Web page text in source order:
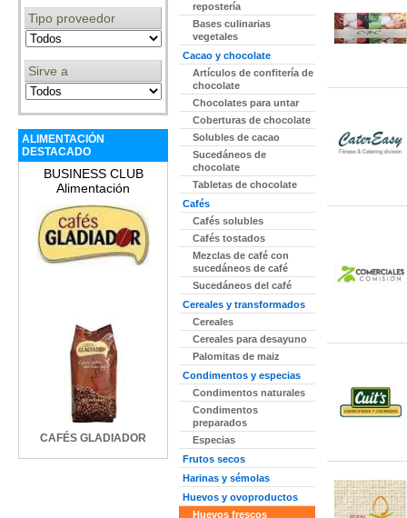
Tipo proveedor
Sirve a
ALIMENTACIÓN
DESTACADO
BUSINESS CLUB
Alimentación
CAFÉS GLADIADOR
repostería
Bases culinarias
vegetales
Cacao y chocolate
Artículos de confitería de
chocolate
Chocolates para untar
Coberturas de chocolate
Solubles de cacao
Sucedáneos de
chocolate
Tabletas de chocolate
Cafés
Cafés solubles
Cafés tostados
Mezclas de café con
sucedáneos de café
Sucedáneos del café
Cereales y transformados
Cereales
Cereales para desayuno
Palomitas de maiz
Condimentos y especias
Condimentos naturales
Condimentos
preparados
Especias
Frutos secos
Harinas y sémolas
Huevos y ovoproductos
Huevos frescos